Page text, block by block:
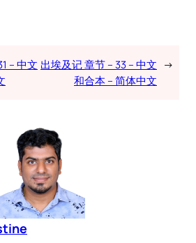
– 中文 出埃及记 章节 – 33 – 中文
和合本 – 简体中文
→